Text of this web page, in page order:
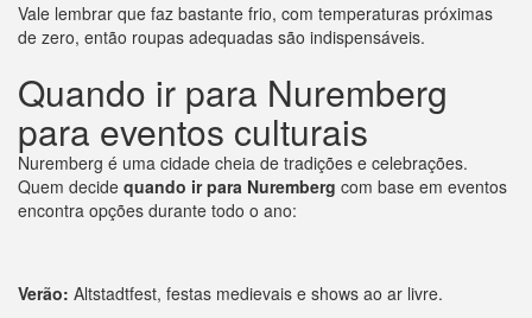
Vale lembrar que faz bastante frio, com temperaturas próximas
de zero, então roupas adequadas são indispensáveis.
Quando ir para Nuremberg
para eventos culturais
Nuremberg é uma cidade cheia de tradições e celebrações.
Quem decide quando ir para Nuremberg com base em eventos
encontra opções durante todo o ano:
Verão: Altstadtfest, festas medievais e shows ao ar livre.